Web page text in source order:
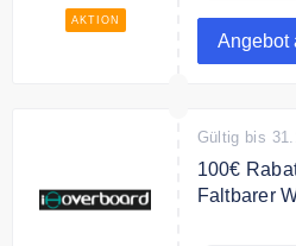
AKTION
NONE
Angebot
Gültig bis
100€
Faltbarer